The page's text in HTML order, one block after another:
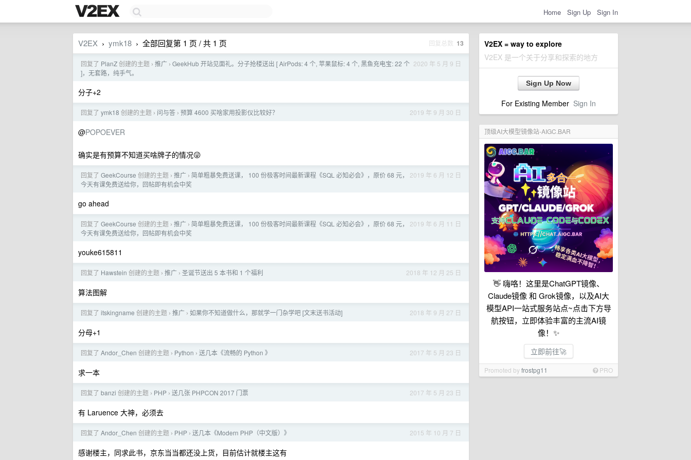
Home Sign Up Sign In
V2EX = way to explore
V2EX 是一个关于分享和探索的地方
Sign Up Now
For Existing Member Sign In
顶级AI大模型镜像站-AIGC.BAR
👋 嗨咯！这里是ChatGPT镜像、
Claude镜像 和 Grok镜像，以及AI大
模型API一站式服务站点~点击下方导
航按钮，立即体验丰富的主流AI镜
像！✨
立即前往🚀
Promoted byfrostpg11 PRO
V2EX › ymk18 › 全部回复第 1 页 / 共 1 页 回复总数 13
2020 年 5 月 9 日
回复了 PlanZ创建的主题 › 推广 › GeekHub 开站见面礼。分子抢楼送出 [ AirPods: 4 个, 苹果鼠标: 4 个, 黑鱼充电宝: 22 个
]，无套路，纯手气。
分子+2
2019 年 9 月 30 日
回复了 ymk18 创建的主题 › 问与答 › 预算 4600 买啥家用投影仪比较好？
@POPOEVER
确实是有预算不知道买啥牌子的情况😜
2019 年 6 月 12 日
回复了 GeekCourse 创建的主题 › 推广 › 简单粗暴免费送课， 100 份极客时间最新课程《SQL 必知必会》，原价 68 元，
今天有课免费送给你，回帖即有机会中奖
go ahead
2019 年 6 月 11 日
回复了 GeekCourse 创建的主题 › 推广 › 简单粗暴免费送课， 100 份极客时间最新课程《SQL 必知必会》，原价 68 元，
今天有课免费送给你，回帖即有机会中奖
youke615811
2018 年 12 月 25 日
回复了 Hawstein 创建的主题 › 推广 › 圣诞节送出 5 本书和 1 个福利
算法图解
2018 年 9 月 27 日
回复了 itskingname 创建的主题 › 推广 › 如果你不知道做什么，那就学一门杂学吧 [文末送书活动]
分母+1
2017 年 5 月 23 日
回复了 Andor_Chen 创建的主题 › Python › 送几本《流畅的 Python 》
求一本
2017 年 5 月 23 日
回复了 banzi 创建的主题 › PHP › 送几张 PHPCON 2017 门票
有 Laruence 大神，必须去
2015 年 10 月 7 日
回复了 Andor_Chen 创建的主题 › PHP › 送几本《Modern PHP（中文版）》
感谢楼主，同求此书，京东当当都还没上货，目前估计就楼主这有